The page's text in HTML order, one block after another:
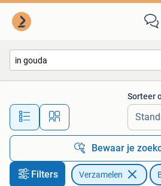
Alle afstanden…
Sorteer
Bewaar je
Filters Verzamelen